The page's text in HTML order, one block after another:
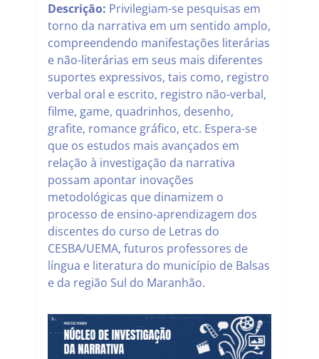
Descrição: Privilegiam-se pesquisas em
torno da narrativa em um sentido amplo,
compreendendo manifestações literárias
e não-literárias em seus mais diferentes
suportes expressivos, tais como, registro
verbal oral e escrito, registro não-verbal,
filme, game, quadrinhos, desenho,
grafite, romance gráfico, etc. Espera-se
que os estudos mais avançados em
relação à investigação da narrativa
possam apontar inovações
metodológicas que dinamizem o
processo de ensino-aprendizagem dos
discentes do curso de Letras do
CESBA/UEMA, futuros professores de
língua e literatura do município de Balsas
e da região Sul do Maranhão.